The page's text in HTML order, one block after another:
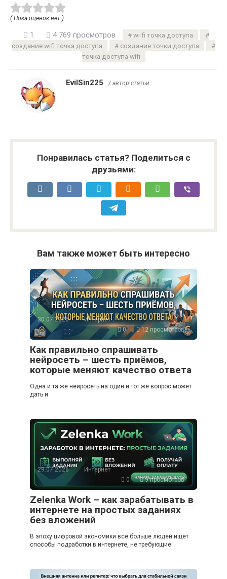
( Пока оценок нет )
1 4 769 просмотров
wi fi точка доступа
создание wifi точка доступа
создание точки доступа
точка доступа wifi
EvilSin225 / автор статьи
Понравилась статья? Поделиться с
друзьями:
Вам также может быть интересно
30.07.2026
Интернет
0
12 просмотров
Как правильно спрашивать
нейросеть – шесть приёмов,
которые меняют качество ответа
Одна и та же нейросеть на один и тот же вопрос может
дать и
29.07.2026
Интернет
0
9 просмотров
Zelenka Work – как зарабатывать в
интернете на простых заданиях
без вложений
В эпоху цифровой экономики всё больше людей ищет
способы подработки в интернете, не требующие